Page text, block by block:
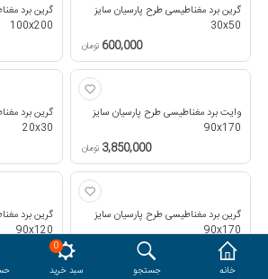
مقایسه محصولات مورد علاقه
حساب کاربری
خانه جستجو
0
سبد خرید
گرین برد مغناطیسی طرح پارسیان سایز
30x50
600,000 تومان
گرین برد
100x200
وایت برد مغناطیسی طرح پارسیان سایز
90x170
3,850,000 تومان
گرین برد
20x30
گرین برد مغناطیسی طرح پارسیان سایز
90x170
3,500,000
گرین برد
90x120